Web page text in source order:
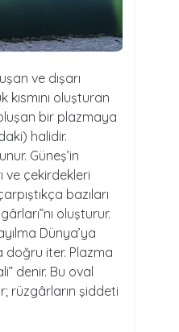
ve dışarı
oluşturan
bir plazmaya
halidir.
Güneş’in
ve çekirdekleri
bazıları
oluşturur.
Dünya’ya
doğru iter. Plazma
denir. Bu oval
rüzgârların şiddeti